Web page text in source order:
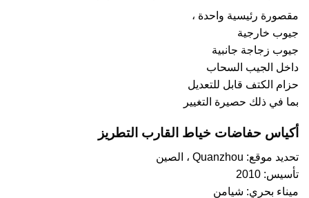
مقصورة رئيسية واحدة ،
جيوب خارجية
جيوب زجاجة جانبية
داخل الجيب السحاب
حزام الكتف قابل للتعديل
بما في ذلك حصيرة التغيير
أكياس حفاضات خياط القارب التطريز
تحديد موقع: Quanzhou ، الصين
تأسيس: 2010
ميناء بحري: شيامن